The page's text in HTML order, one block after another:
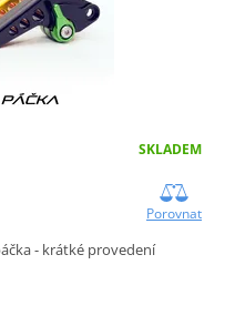
SKLADEM
Porovnat
- krátké provedení